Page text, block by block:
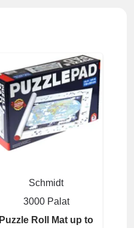
Schmidt
3000 Palat
Puzzle Roll Mat up to